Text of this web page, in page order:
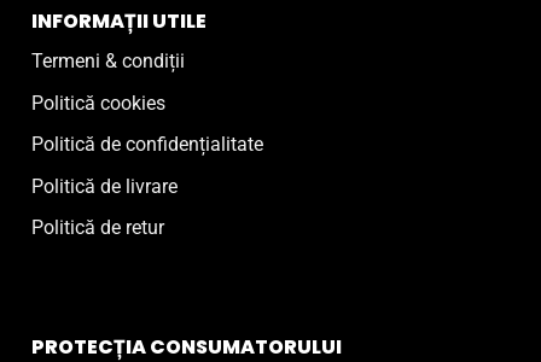
INFORMAȚII UTILE
Termeni & condiții
Politică cookies
Politică de confidențialitate
Politică de livrare
Politică de retur
PROTECȚIA CONSUMATORULUI